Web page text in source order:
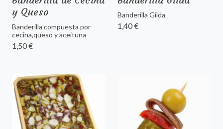
y Queso
Banderilla compuesta por
cecina,queso y aceituna
1,50 €
Banderilla Gilda
1,40 €